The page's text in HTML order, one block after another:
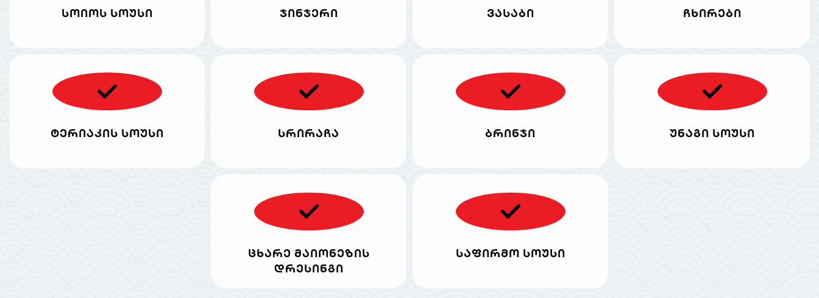
სოიოს სოუსი ჯინჯერი ვასაბი ჩხირები
ტერიაკის სოუსი სრირაჩა ბრინჯი უნაგი სოუსი
ცხარე მაიონეზის
დრესინგი
საფირმო სოუსი